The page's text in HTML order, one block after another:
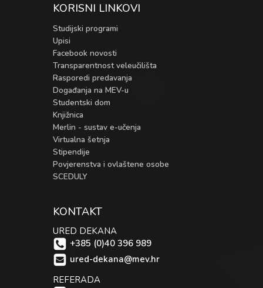
KORISNI LINKOVI
Studijski programi
Upisi
Facebook novosti
Transparentnost veleučilišta
Rasporedi predavanja
Događanja na MEV-u
Studentski dom
Knjižnica
Merlin - sustav e-učenja
Virtualna šetnja
Stipendije
Povjerenstva i ovlaštene osobe
SCEDULY
KONTAKT
URED DEKANA
+385 (0)40 396 989
ured-dekana@mev.hr
REFERADA